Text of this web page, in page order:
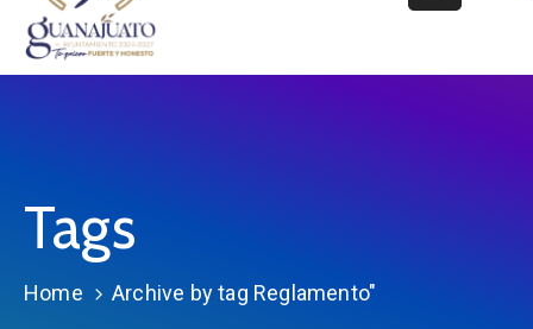
Trámites
Noticias
Pública
Biblioteca
Tags
Home Archive by tag Reglamento"